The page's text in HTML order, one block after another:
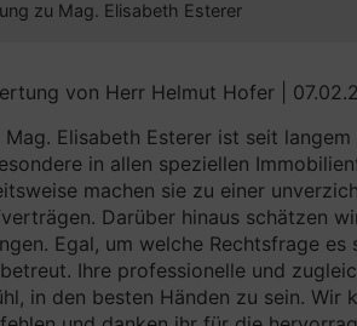
zu Mag. Elisabeth Esterer
von Herr Helmut Hofer |
Mag. Elisabeth Esterer ist seit
in allen speziellen
machen sie zu einer
Darüber hinaus schätzen
Egal, um welche Rechtsfrage
Ihre professionelle und
in den besten Händen zu sein. Wir